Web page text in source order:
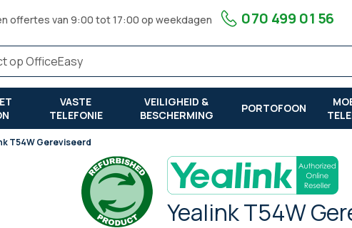
offertes van 9:00 tot 17:00 op weekdagen 070 499 01 56
VASTE
TELEFONIE
VEILIGHEID &
BESCHERMING
PORTOFOON
T54W Gereviseerd
Yealink T54W